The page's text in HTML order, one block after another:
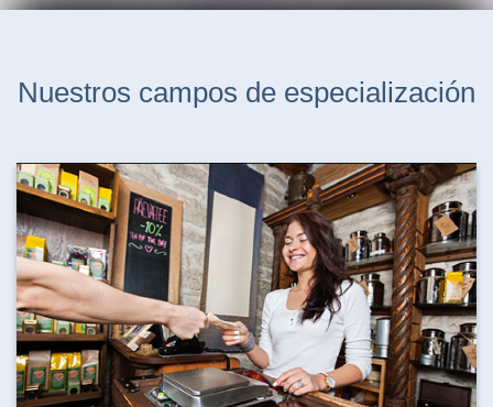
Nuestros campos de especialización